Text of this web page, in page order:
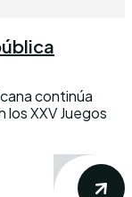
continúa
XXV Juegos